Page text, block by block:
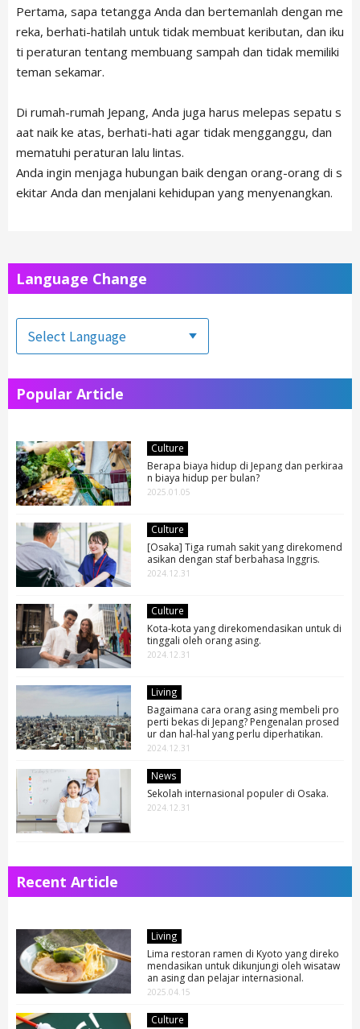
Pertama, sapa tetangga Anda dan bertemanlah dengan me
reka, berhati-hatilah untuk tidak membuat keributan, dan iku
ti peraturan tentang membuang sampah dan tidak memiliki
teman sekamar.
Di rumah-rumah Jepang, Anda juga harus melepas sepatu s
aat naik ke atas, berhati-hati agar tidak mengganggu, dan
mematuhi peraturan lalu lintas.
Anda ingin menjaga hubungan baik dengan orang-orang di s
ekitar Anda dan menjalani kehidupan yang menyenangkan.
Language Change
Popular Article
Culture
Berapa biaya hidup di Jepang dan perkiraa
n biaya hidup per bulan?
2025.01.05
Culture
[Osaka] Tiga rumah sakit yang direkomend
asikan dengan staf berbahasa Inggris.
2024.12.31
Culture
Kota-kota yang direkomendasikan untuk di
tinggali oleh orang asing.
2024.12.31
Living
Bagaimana cara orang asing membeli pro
perti bekas di Jepang? Pengenalan prosed
ur dan hal-hal yang perlu diperhatikan.
2024.12.31
News
Sekolah internasional populer di Osaka.
2024.12.31
Recent Article
Living
Lima restoran ramen di Kyoto yang direko
mendasikan untuk dikunjungi oleh wisataw
an asing dan pelajar internasional.
2025.04.15
Culture